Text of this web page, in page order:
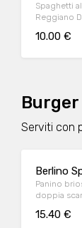
Spaghetti
Reggiano
10.00 €
Burger
Serviti con
Berlino
Panino
doppia
15.40 €